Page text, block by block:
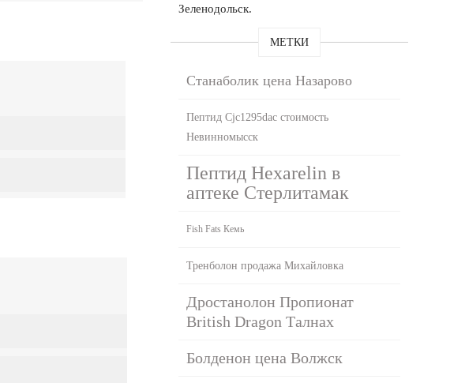
Зеленодольск.
МЕТКИ
Станаболик цена Назарово
Пептид Cjc1295dac стоимость
Невинномысск
Пептид Hexarelin в
аптеке Стерлитамак
Fish Fats Кемь
Тренболон продажа Михайловка
Дростанолон Пропионат
British Dragon Талнах
Болденон цена Волжск